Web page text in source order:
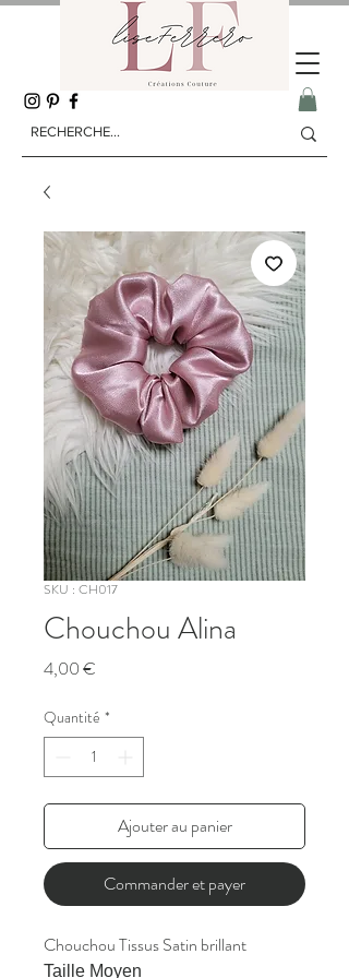
SKU : CH017
Chouchou Alina
4,00 €
Quantité *
Ajouter au panier
Commander et payer
Chouchou Tissus Satin brillant
Taille Moyen